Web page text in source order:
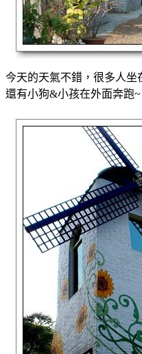
今天的天氣不錯，很多人坐
還有小狗&小孩在外面奔跑~